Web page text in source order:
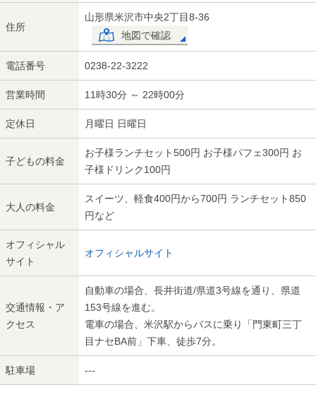
住所
山形県米沢市中央2丁目8-36
地図で確認
電話番号 0238-22-3222
営業時間 11時30分 ～ 22時00分
定休日 月曜日 日曜日
子どもの料金
お子様ランチセット500円 お子様パフェ300円 お
子様ドリンク100円
大人の料金
スイーツ、軽食400円から700円 ランチセット850
円など
オフィシャル
サイト
オフィシャルサイト
交通情報・ア
クセス
自動車の場合、長井街道/県道3号線を通り、県道
153号線を進む。
電車の場合、米沢駅からバスに乗り「門東町三丁
目ナセBA前」下車、徒歩7分。
駐車場 ---